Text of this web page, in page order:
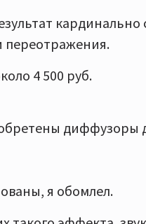
кардинально
переотражения.
4 500 руб.
диффузоры
я обомлел.